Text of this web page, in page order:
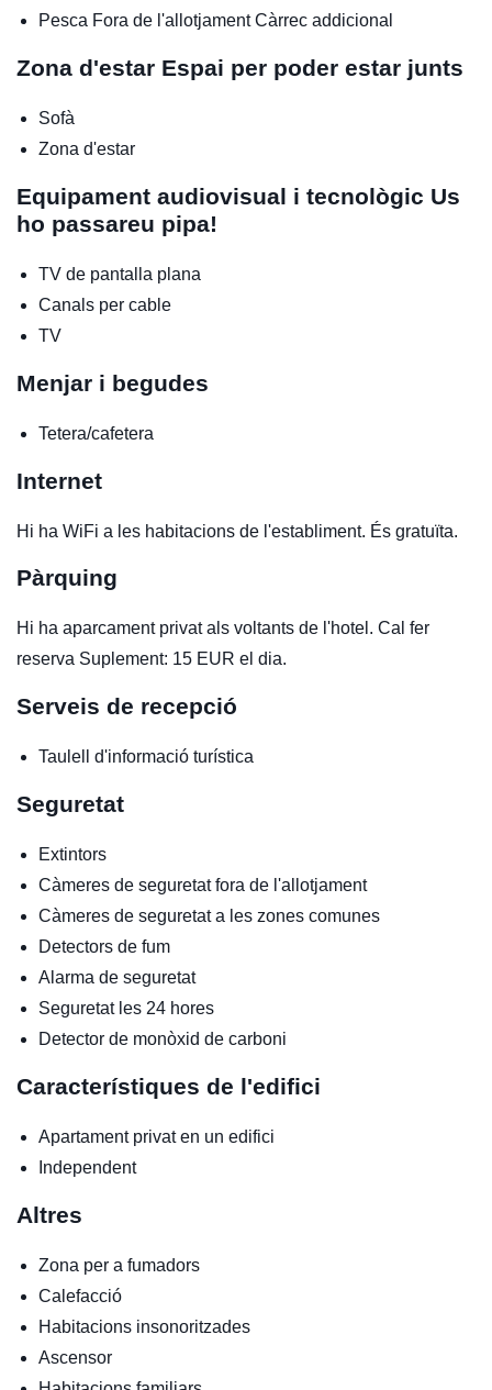
Pesca Fora de l'allotjamentCàrrec addicional
Zona d'estar Espai per poder estar junts
Sofà
Zona d'estar
Equipament audiovisual i tecnològic Us
ho passareu pipa!
TV de pantalla plana
Canals per cable
TV
Menjar i begudes
Tetera/cafetera
Internet
Hi ha WiFi a les habitacions de l'establiment. És gratuïta.
Pàrquing
Hi ha aparcament privat als voltants de l'hotel. Cal fer
reserva Suplement: 15 EUR el dia.
Serveis de recepció
Taulell d'informació turística
Seguretat
Extintors
Càmeres de seguretat fora de l'allotjament
Càmeres de seguretat a les zones comunes
Detectors de fum
Alarma de seguretat
Seguretat les 24 hores
Detector de monòxid de carboni
Característiques de l'edifici
Apartament privat en un edifici
Independent
Altres
Zona per a fumadors
Calefacció
Habitacions insonoritzades
Ascensor